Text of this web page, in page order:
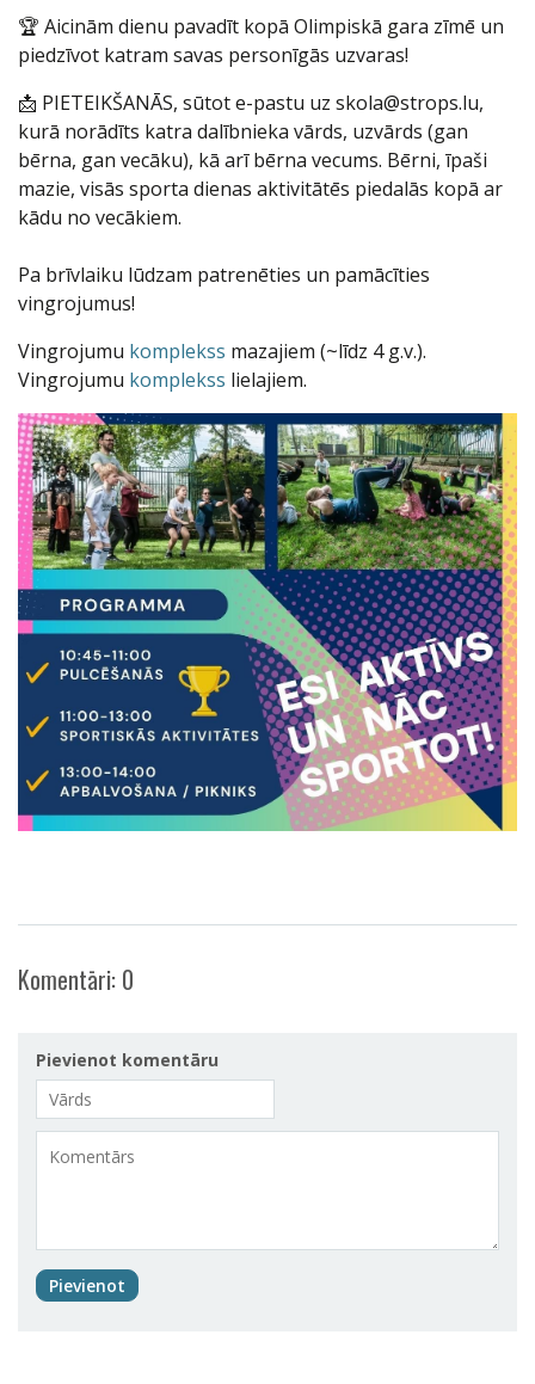
🏆 Aicinām dienu pavadīt kopā Olimpiskā gara zīmē un
piedzīvot katram savas personīgās uzvaras!
📩 PIETEIKŠANĀS, sūtot e-pastu uz skola@strops.lu,
kurā norādīts katra dalībnieka vārds, uzvārds (gan
bērna, gan vecāku), kā arī bērna vecums. Bērni, īpaši
mazie, visās sporta dienas aktivitātēs piedalās kopā ar
kādu no vecākiem.
Pa brīvlaiku lūdzam patrenēties un pamācīties
vingrojumus!
Vingrojumu komplekss mazajiem (~līdz 4 g.v.).
Vingrojumu komplekss lielajiem.
Komentāri: 0
Pievienot komentāru
Pievienot